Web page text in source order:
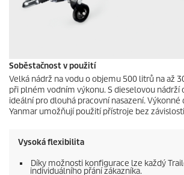
Soběstačnost v použití
Velká nádrž na vodu o objemu 500 litrů na až
při plném vodním výkonu. S dieselovou nádrží
ideální pro dlouhá pracovní nasazení.
Yanmar umožňují použití přístroje bez
Vysoká flexibilita
Díky možnosti konfigurace lze každý
individuálního přání zákazníka.